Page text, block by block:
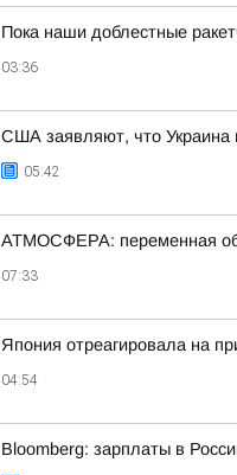
Пока наши доблестные
03:36
США заявляют, что Украина
05:42
АТМОСФЕРА: переменная
07:33
Япония отреагировала на
04:54
Bloomberg: зарплаты в